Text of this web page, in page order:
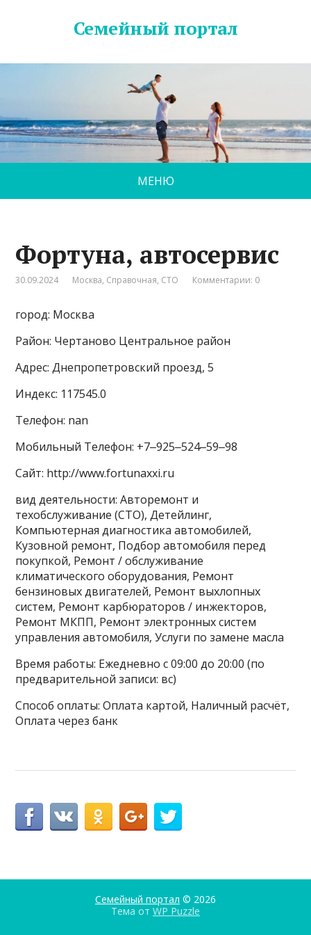
Семейный портал
МЕНЮ
Фортуна, автосервис
30.09.2024 Москва, Справочная, СТО Комментарии: 0
город: Москва
Район: Чертаново Центральное район
Адрес: Днепропетровский проезд, 5
Индекс: 117545.0
Телефон: nan
Мобильный Телефон: +7‒925‒524‒59‒98
Сайт: http://www.fortunaxxi.ru
вид деятельности: Авторемонт и
техобслуживание (СТО), Детейлинг,
Компьютерная диагностика автомобилей,
Кузовной ремонт, Подбор автомобиля перед
покупкой, Ремонт / обслуживание
климатического оборудования, Ремонт
бензиновых двигателей, Ремонт выхлопных
систем, Ремонт карбюраторов / инжекторов,
Ремонт МКПП, Ремонт электронных систем
управления автомобиля, Услуги по замене масла
Время работы: Ежедневно с 09:00 до 20:00 (по
предварительной записи: вс)
Способ оплаты: Оплата картой, Наличный расчёт,
Оплата через банк
Семейный портал © 2026
Тема от WP Puzzle